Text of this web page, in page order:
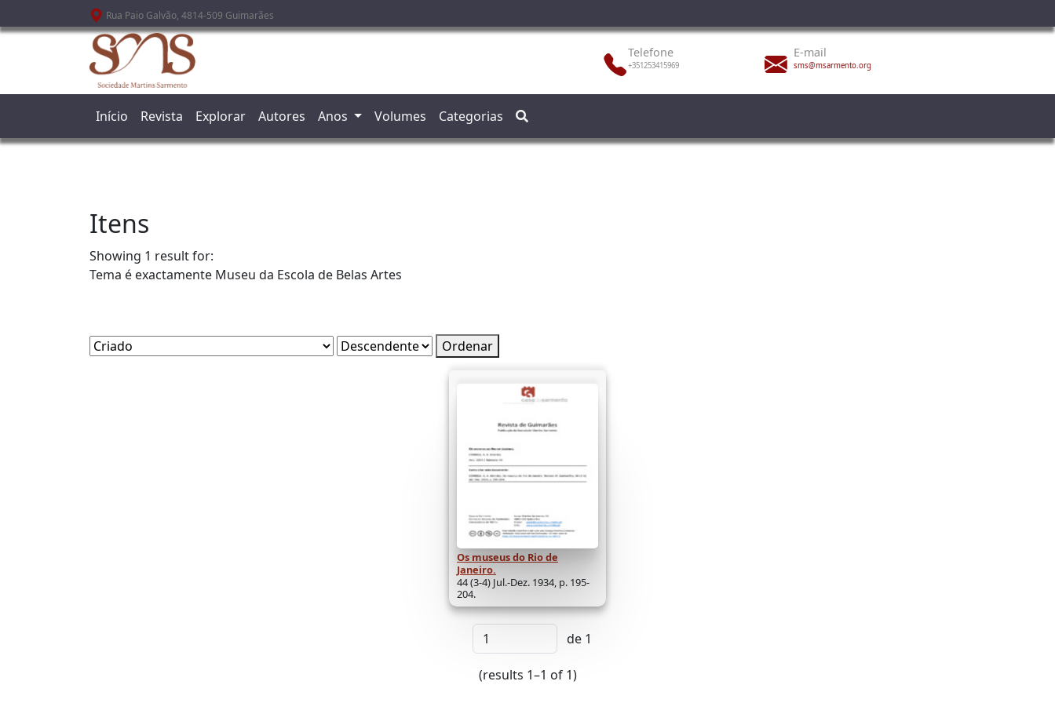
Passar para o conteúdo principal
Rua Paio Galvão, 4814-509 Guimarães
Telefone
+351253415969
E-mail
sms@msarmento.org
Início Revista Explorar Autores Anos Volumes Categorias
Itens
Showing 1 result for:
Tema é exactamente Museu da Escola de Belas Artes
Ordenar
Os museus do Rio de
Janeiro.
44 (3-4) Jul.-Dez. 1934, p. 195-
204.
de 1
(results 1–1 of 1)